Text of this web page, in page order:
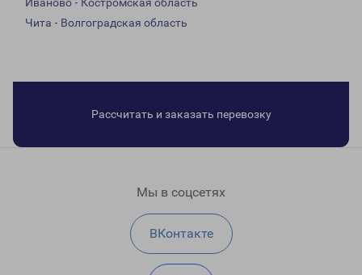
Иваново - Костромская область
Чита - Волгоградская область
Рассчитать и заказать перевозку
Мы в соцсетях
ВКонтакте